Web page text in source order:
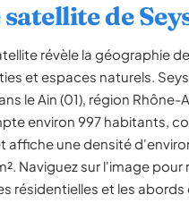
de
révèle la géographie
et espaces naturels.
le Ain (01), région Rhône-
environ 997 habitants,
affiche une densité
Naviguez sur l'image pour
résidentielles et les abords